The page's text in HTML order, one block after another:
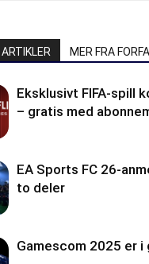
MER FRA
Eksklusivt FIFA-spill
– gratis med
EA Sports FC 26-
to deler
Gamescom 2025 er i